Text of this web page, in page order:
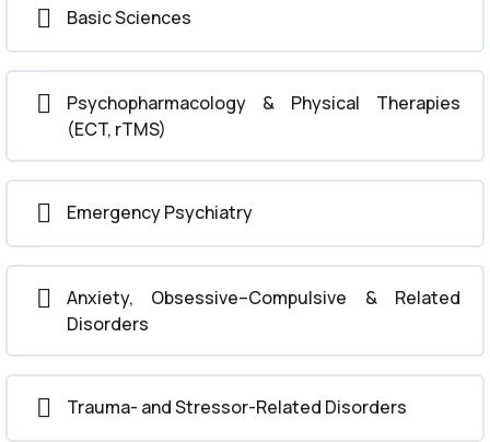
Basic Sciences
Psychopharmacology & Physical Therapies
(ECT, rTMS)
Emergency Psychiatry
Anxiety, Obsessive–Compulsive & Related
Disorders
Trauma- and Stressor-Related Disorders